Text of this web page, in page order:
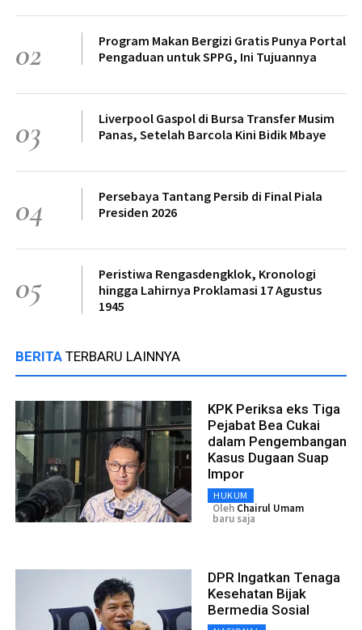
02
Program Makan Bergizi Gratis Punya Portal
Pengaduan untuk SPPG, Ini Tujuannya
03
Liverpool Gaspol di Bursa Transfer Musim
Panas, Setelah Barcola Kini Bidik Mbaye
04
Persebaya Tantang Persib di Final Piala
Presiden 2026
05
Peristiwa Rengasdengklok, Kronologi
hingga Lahirnya Proklamasi 17 Agustus
1945
BERITA TERBARU LAINNYA
KPK Periksa eks Tiga
Pejabat Bea Cukai
dalam Pengembangan
Kasus Dugaan Suap
Impor
HUKUM
Oleh Chairul Umam
baru saja
DPR Ingatkan Tenaga
Kesehatan Bijak
Bermedia Sosial